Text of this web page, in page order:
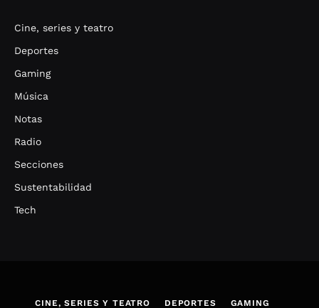
Cine, series y teatro
Deportes
Gaming
Música
Notas
Radio
Secciones
Sustentabilidad
Tech
CINE, SERIES Y TEATRO DEPORTES GAMING